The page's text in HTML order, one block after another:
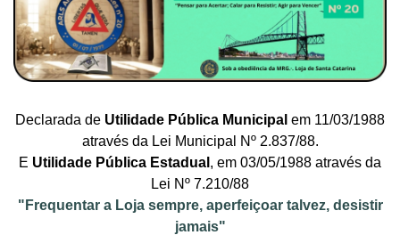
Declarada de Utilidade Pública Municipal em 11/03/1988
através da Lei Municipal Nº 2.837/88.
E Utilidade Pública Estadual , em 03/05/1988 através da
Lei Nº 7.210/88
"Frequentar a Loja sempre, aperfeiçoar talvez, desistir
jamais"